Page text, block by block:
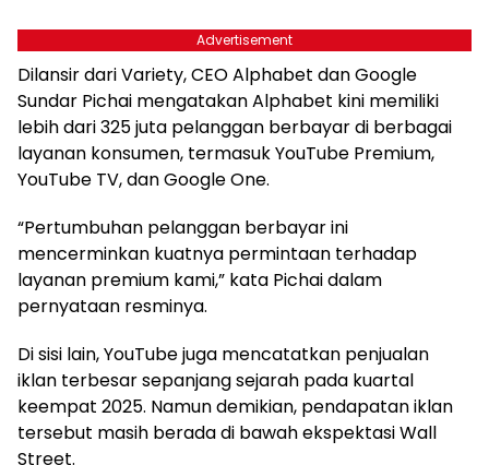
Advertisement
Dilansir dari Variety, CEO Alphabet dan Google
Sundar Pichai mengatakan Alphabet kini memiliki
lebih dari 325 juta pelanggan berbayar di berbagai
layanan konsumen, termasuk YouTube Premium,
YouTube TV, dan Google One.
“Pertumbuhan pelanggan berbayar ini
mencerminkan kuatnya permintaan terhadap
layanan premium kami,” kata Pichai dalam
pernyataan resminya.
Di sisi lain, YouTube juga mencatatkan penjualan
iklan terbesar sepanjang sejarah pada kuartal
keempat 2025. Namun demikian, pendapatan iklan
tersebut masih berada di bawah ekspektasi Wall
Street.